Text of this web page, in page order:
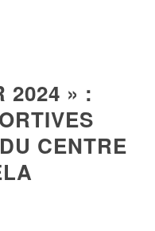
2024 » :
CENTRE